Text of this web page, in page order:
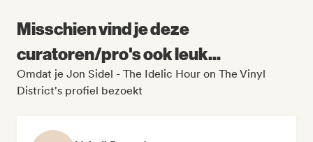
Misschien vind je deze
curatoren/pro's ook leuk...
Omdat je Jon Sidel - The Idelic Hour on The Vinyl
District's profiel bezoekt